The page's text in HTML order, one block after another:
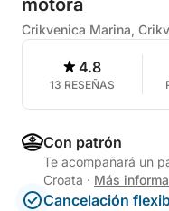
motora
Crikvenica Marina,
4.8
13 RESEÑAS
Con patrón
Te acompañará un
Croata · Más
Cancelación